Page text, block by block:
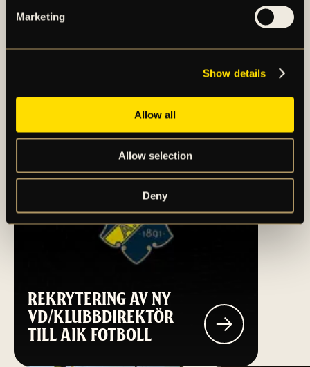
Marketing
Show details
Allow all
Allow selection
Deny
FLER NYHETER
REKRYTERING AV NY
VD/KLUBBDIREKTÖR
TILL AIK FOTBOLL